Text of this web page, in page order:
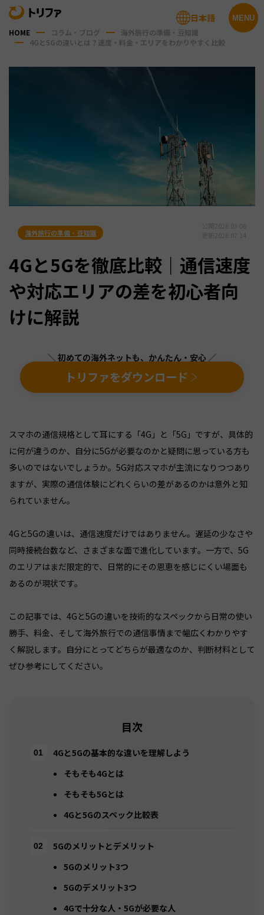
MENU
日本語
HOME コラム・ブログ
海外旅行の準備・豆知識
4Gと5Gの違いとは？速度・料金・エリアをわかりやすく比較
海外旅行の準備・豆知識
4Gと5Gを徹底比較｜通信速度
や対応エリアの差を初心者向
けに解説
＼ 初めての海外ネットも、かんたん・安心 ／
トリファをダウンロード
スマホの通信規格として耳にする「4G」と「5G」ですが、具体的
に何が違うのか、自分に5Gが必要なのかと疑問に思っている方も
多いのではないでしょうか。5G対応スマホが主流になりつつあり
ますが、実際の通信体験にどれくらいの差があるのかは意外と知
られていません。
4Gと5Gの違いは、通信速度だけではありません。遅延の少なさや
同時接続台数など、さまざまな面で進化しています。一方で、5G
のエリアはまだ限定的で、日常的にその恩恵を感じにくい場面も
あるのが現状です。
この記事では、4Gと5Gの違いを技術的なスペックから日常の使い
勝手、料金、そして海外旅行での通信事情まで幅広くわかりやす
く解説します。自分にとってどちらが最適なのか、判断材料として
ぜひ参考にしてください。
目次
4Gと5Gの基本的な違いを理解しよう
そもそも4Gとは
そもそも5Gとは
4Gと5Gのスペック比較表
5Gのメリットとデメリット
5Gのメリット3つ
5Gのデメリット3つ
4Gで十分な人・5Gが必要な人